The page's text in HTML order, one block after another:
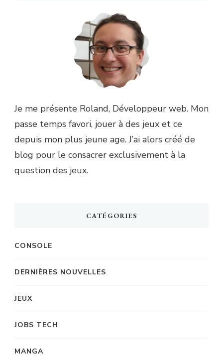
Je me présente Roland, Développeur web. Mon
passe temps favori, jouer à des jeux et ce
depuis mon plus jeune age. J’ai alors créé de
blog pour le consacrer exclusivement à la
question des jeux.
CATÉGORIES
CONSOLE
DERNIÈRES NOUVELLES
JEUX
JOBS TECH
MANGA